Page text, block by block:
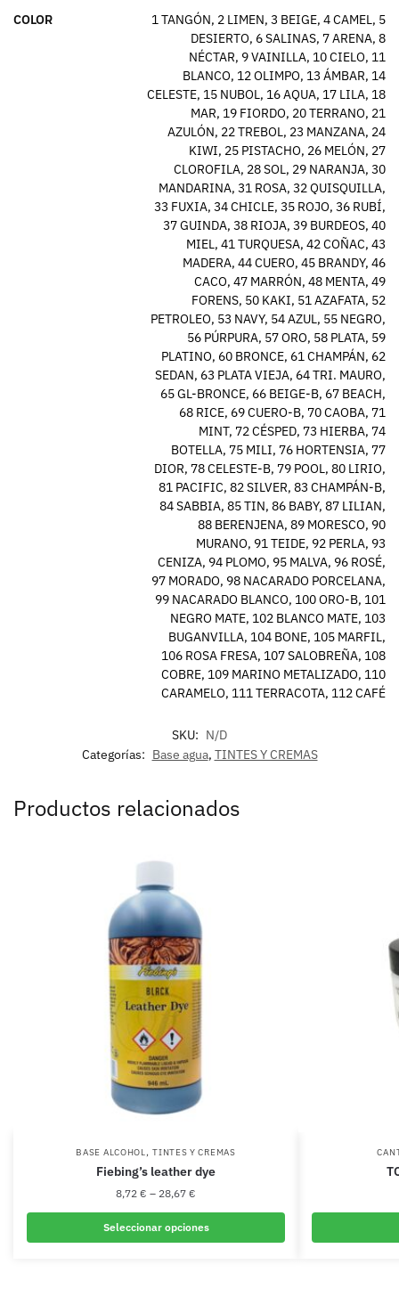
COLOR
1 TANGÓN, 2 LIMEN, 3 BEIGE, 4 CAMEL, 5
DESIERTO, 6 SALINAS, 7 ARENA, 8
NÉCTAR, 9 VAINILLA, 10 CIELO, 11
BLANCO, 12 OLIMPO, 13 ÁMBAR, 14
CELESTE, 15 NUBOL, 16 AQUA, 17 LILA, 18
MAR, 19 FIORDO, 20 TERRANO, 21
AZULÓN, 22 TREBOL, 23 MANZANA, 24
KIWI, 25 PISTACHO, 26 MELÓN, 27
CLOROFILA, 28 SOL, 29 NARANJA, 30
MANDARINA, 31 ROSA, 32 QUISQUILLA,
33 FUXIA, 34 CHICLE, 35 ROJO, 36 RUBÍ,
37 GUINDA, 38 RIOJA, 39 BURDEOS, 40
MIEL, 41 TURQUESA, 42 COÑAC, 43
MADERA, 44 CUERO, 45 BRANDY, 46
CACO, 47 MARRÓN, 48 MENTA, 49
FORENS, 50 KAKI, 51 AZAFATA, 52
PETROLEO, 53 NAVY, 54 AZUL, 55 NEGRO,
56 PÚRPURA, 57 ORO, 58 PLATA, 59
PLATINO, 60 BRONCE, 61 CHAMPÁN, 62
SEDAN, 63 PLATA VIEJA, 64 TRI. MAURO,
65 GL-BRONCE, 66 BEIGE-B, 67 BEACH,
68 RICE, 69 CUERO-B, 70 CAOBA, 71
MINT, 72 CÉSPED, 73 HIERBA, 74
BOTELLA, 75 MILI, 76 HORTENSIA, 77
DIOR, 78 CELESTE-B, 79 POOL, 80 LIRIO,
81 PACIFIC, 82 SILVER, 83 CHAMPÁN-B,
84 SABBIA, 85 TIN, 86 BABY, 87 LILIAN,
88 BERENJENA, 89 MORESCO, 90
MURANO, 91 TEIDE, 92 PERLA, 93
CENIZA, 94 PLOMO, 95 MALVA, 96 ROSÉ,
97 MORADO, 98 NACARADO PORCELANA,
99 NACARADO BLANCO, 100 ORO-B, 101
NEGRO MATE, 102 BLANCO MATE, 103
BUGANVILLA, 104 BONE, 105 MARFIL,
106 ROSA FRESA, 107 SALOBREÑA, 108
COBRE, 109 MARINO METALIZADO, 110
CARAMELO, 111 TERRACOTA, 112 CAFÉ
SKU: N/D
Categorías: Base agua, TINTES Y CREMAS
Productos relacionados
BASE ALCOHOL,TINTES Y CREMAS
Fiebing’s leather dye
8,72 € – 28,67 €
Seleccionar opciones